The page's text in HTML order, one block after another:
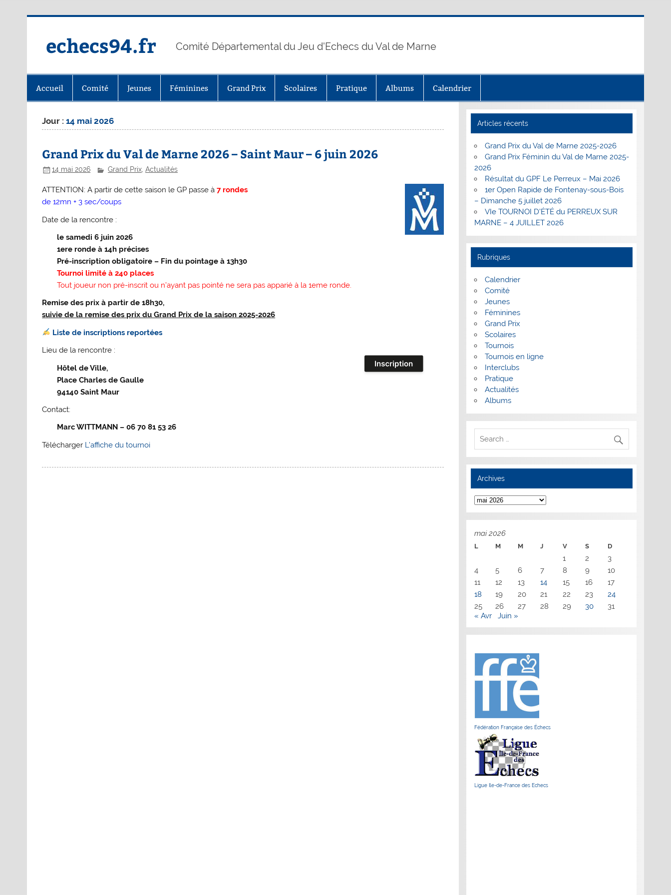
echecs94.fr Comité Départemental du Jeu d'Echecs du Val de Marne
Accueil Comité Jeunes Féminines Grand Prix Scolaires Pratique Albums Calendrier
Jour :14 mai 2026
Grand Prix du Val de Marne 2026 – Saint Maur – 6 juin 2026
14 mai 2026 Grand Prix, Actualités
ATTENTION: A partir de cette saison le GP passe à7 rondes
de 12mn + 3 sec/coups
Date de la rencontre :
le samedi 6 juin 2026
1ere ronde à 14h précises
Pré-inscription obligatoire – Fin du pointage à 13h30
Tournoi limité à 240 places
Tout joueur non pré-inscrit ou n’ayant pas pointé ne sera pas apparié à la 1eme ronde.
Remise des prix à partir de 18h30,
suivie de la remise des prix du Grand Prix de la saison 2025-2026
Liste de inscriptions reportées
Lieu de la rencontre :
Hôtel de Ville,
Place Charles de Gaulle
94140 Saint Maur
Contact:
Marc WITTMANN – 06 70 81 53 26
Télécharger L’affiche du tournoi
Articles récents
Grand Prix du Val de Marne 2025-2026
Grand Prix Féminin du Val de Marne 2025-
2026
Résultat du GPF Le Perreux – Mai 2026
1er Open Rapide de Fontenay-sous-Bois
– Dimanche 5 juillet 2026
VIe TOURNOI D’ÉTÉ du PERREUX SUR
MARNE – 4 JUILLET 2026
Rubriques
Calendrier
Comité
Jeunes
Féminines
Grand Prix
Scolaires
Tournois
Tournois en ligne
Interclubs
Pratique
Actualités
Albums
Archives
Archives
mai 2026
L M M J V S D
1 2
3
4
5 6 7 8 9
10
11
12 13 14 15 16
17
18
19 20 21 22 23
24
25
26 27 28 29 30
31
« Avr
Juin »
Fédération Française des Échecs
Ligue Ile-de-France des Echecs